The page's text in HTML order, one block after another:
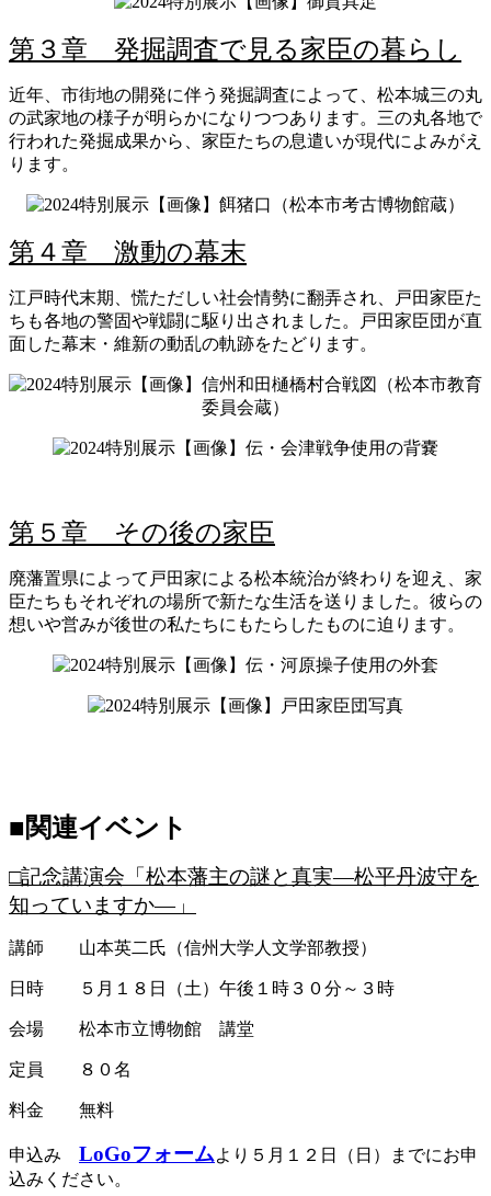
第３章 発掘調査で見る家臣の暮らし
近年、市街地の開発に伴う発掘調査によって、松本城三の丸
の武家地の様子が明らかになりつつあります。三の丸各地で
行われた発掘成果から、家臣たちの息遣いが現代によみがえ
ります。
【画像】餌猪口（松本市考古博物館蔵）
第４章 激動の幕末
江戸時代末期、慌ただしい社会情勢に翻弄され、戸田家臣た
ちも各地の警固や戦闘に駆り出されました。戸田家臣団が直
面した幕末・維新の動乱の軌跡をたどります。
【画像】信州和田樋橋村合戦図（松本市教育
委員会蔵）
【画像】伝・会津戦争使用の背嚢
第５章 その後の家臣
廃藩置県によって戸田家による松本統治が終わりを迎え、家
臣たちもそれぞれの場所で新たな生活を送りました。彼らの
想いや営みが後世の私たちにもたらしたものに迫ります。
【画像】伝・河原操子使用の外套
【画像】戸田家臣団写真
■関連イベント
□記念講演会「松本藩主の謎と真実―松平丹波守を
知っていますか―」
講師 山本英二氏（信州大学人文学部教授）
日時 ５月１８日（土）午後１時３０分～３時
会場 松本市立博物館 講堂
定員 ８０名
料金 無料
申込み LoGoフォームより５月１２日（日）までにお申
込みください。